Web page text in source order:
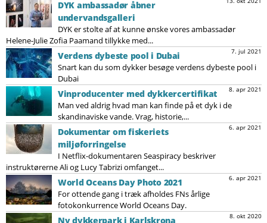
DYK ambassadør åbner
undervandsgalleri
DYK er stolte af at kunne ønske vores ambassadør
Helene-Julie Zofia Paamand tillykke med...
7. jul 2021
Verdens dybeste pool i Dubai
Snart kan du som dykker besøge verdens dybeste pool i
Dubai
8. apr 2021
Vinproducenter med dykkercertifikat
Man ved aldrig hvad man kan finde på et dyk i de
skandinaviske vande. Vrag, historie,...
6. apr 2021
Dokumentar om fiskeriets
miljøforringelse
I Netflix-dokumentaren Seaspiracy beskriver
instruktørerne Ali og Lucy Tabrizi omfanget...
6. apr 2021
World Oceans Day Photo 2021
For ottende gang i træk afholdes FNs årlige
fotokonkurrence World Oceans Day.
8. okt 2020
Ny dykkerpark i Karlskrona